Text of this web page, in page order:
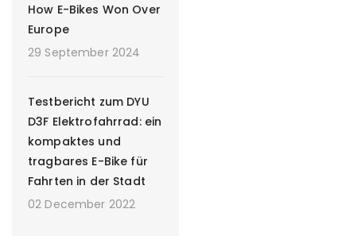
How E-Bikes Won Over
Europe
29 September 2024
Testbericht zum DYU
D3F Elektrofahrrad: ein
kompaktes und
tragbares E-Bike für
Fahrten in der Stadt
02 December 2022